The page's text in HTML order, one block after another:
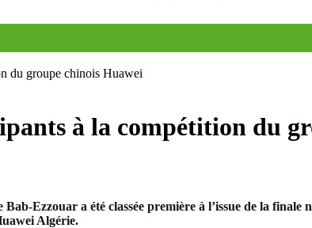
du groupe chinois Huawei
à la compétition du
Ezzouar a été classée première à l’issue de la
Algérie.